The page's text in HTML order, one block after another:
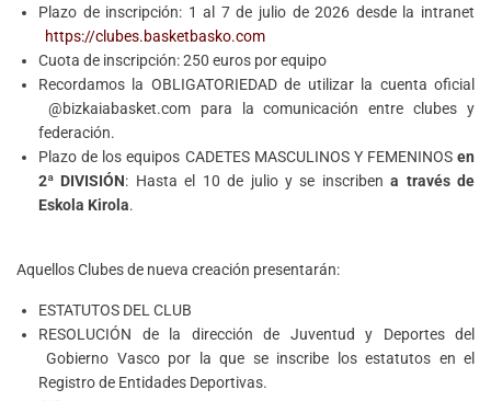
Plazo de inscripción: 1 al 7 de julio de 2026 desde la intranet
https://clubes.basketbasko.com
Cuota de inscripción: 250 euros por equipo
Recordamos la OBLIGATORIEDAD de utilizar la cuenta oficial
@bizkaiabasket.com para la comunicación entre clubes y
federación.
Plazo de los equipos CADETES MASCULINOS Y FEMENINOS en
2ª DIVISIÓN: Hasta el 10 de julio y se inscribena través de
Eskola Kirola.
Aquellos Clubes de nueva creación presentarán:
ESTATUTOS DEL CLUB
RESOLUCIÓN de la dirección de Juventud y Deportes del
Gobierno Vasco por la que se inscribe los estatutos en el
Registro de Entidades Deportivas.